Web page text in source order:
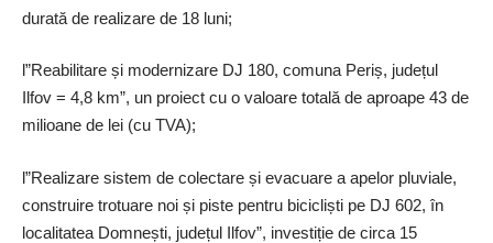
durată de realizare de 18 luni;
l”Reabilitare și modernizare DJ 180, comuna Periș, județul
Ilfov = 4,8 km”, un proiect cu o valoare totală de aproape 43 de
milioane de lei (cu TVA);
l”Realizare sistem de colectare și evacuare a apelor pluviale,
construire trotuare noi și piste pentru bicicliști pe DJ 602, în
localitatea Domnești, județul Ilfov”, investiție de circa 15